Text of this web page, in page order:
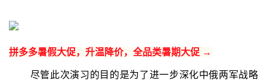
拼多多暑假大促，升温降价，全品类暑期大促 →
尽管此次演习的目的是为了进一步深化中俄两军战略